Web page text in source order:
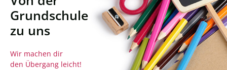
Grundschule
zu uns
Wir machen dir
den Übergang leicht!